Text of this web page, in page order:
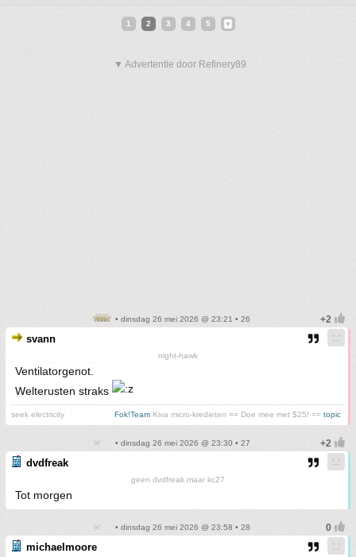
1 2 3 4 5
▼ Advertentie door Refinery89
• dinsdag 26 mei 2026 @ 23:21 • 26
svann
night-hawk
Ventilatorgenot.
Welterusten straks
seek electricity Fok!Team Kiva micro-kredieten == Doe mee met $25! == topic
• dinsdag 26 mei 2026 @ 23:30 • 27
dvdfreak
geen dvdfreak maar kc27
Tot morgen
• dinsdag 26 mei 2026 @ 23:58 • 28
michaelmoore